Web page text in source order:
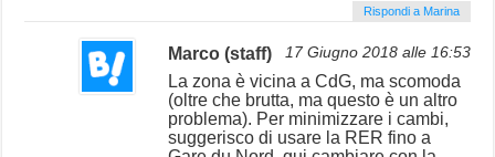
Rispondi a Marina
Marco (staff) 17 Giugno 2018 alle 16:53
La zona è vicina a CdG, ma scomoda
(oltre che brutta, ma questo è un altro
problema). Per minimizzare i cambi,
suggerisco di usare la RER fino a